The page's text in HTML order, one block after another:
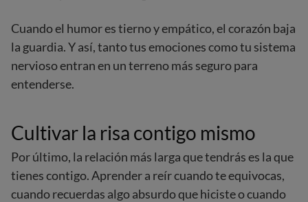
Cuando el humor es tierno y empático, el corazón baja
la guardia. Y así, tanto tus emociones como tu sistema
nervioso entran en un terreno más seguro para
entenderse.
Cultivar la risa contigo mismo
Por último, la relación más larga que tendrás es la que
tienes contigo. Aprender a reír cuando te equivocas,
cuando recuerdas algo absurdo que hiciste o cuando